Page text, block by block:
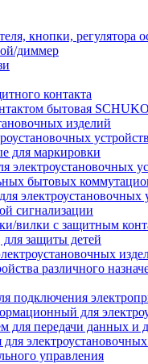
кнопки, регулятора
диммер
контакта
бытовая SCHUKO
изделий
устройств
для маркировки
электроустановочных
бытовых
электроустановочных
сигнализации
вилки с защитным
для защиты детей
различного
подключения
для
для передачи данных и
управления